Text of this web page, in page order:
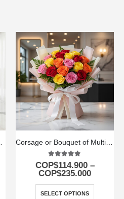
5.00out of 5
COP$114.900 –
COP$235.000
SELECT OPTIONS